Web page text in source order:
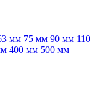
мм 75 мм 90 мм 110
400 мм 500 мм